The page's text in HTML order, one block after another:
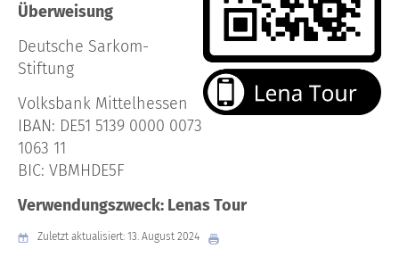
Überweisung
Deutsche Sarkom-
Stiftung
Volksbank Mittelhessen
IBAN: DE51 5139 0000 0073
1063 11
BIC: VBMHDE5F
Verwendungszweck: Lenas Tour
Zuletzt aktualisiert: 13. August 2024